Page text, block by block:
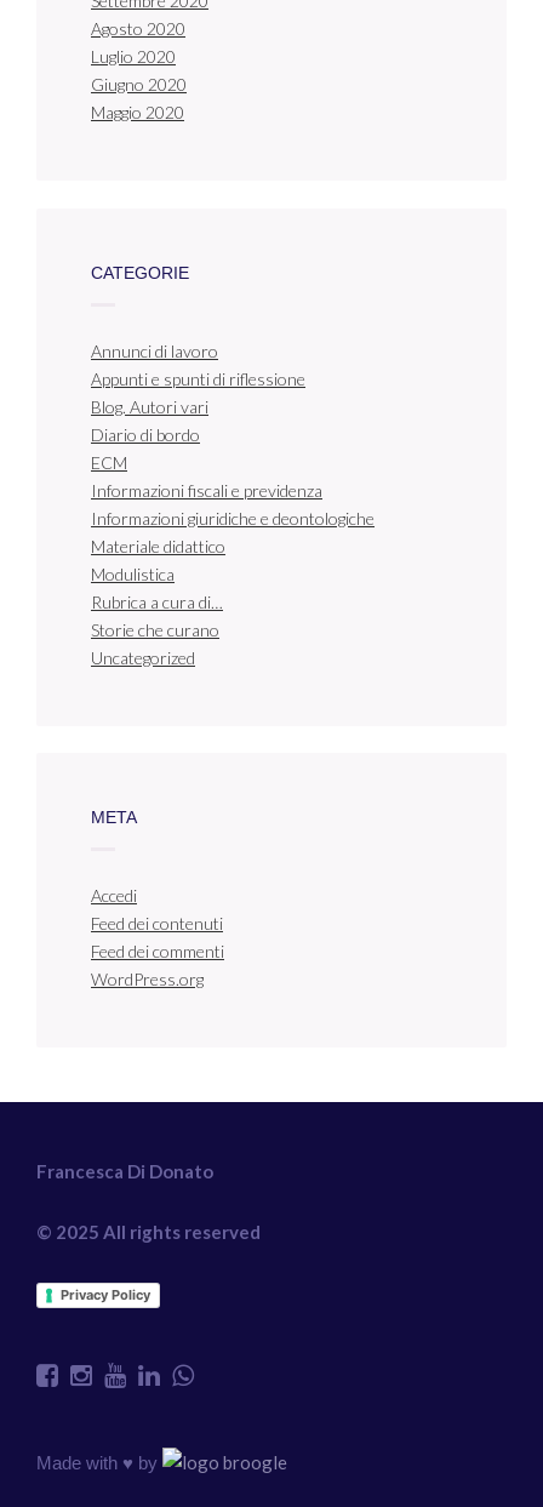
Agosto 2020
Luglio 2020
Giugno 2020
Maggio 2020
CATEGORIE
Annunci di lavoro
Appunti e spunti di riflessione
Blog. Autori vari
Diario di bordo
ECM
Informazioni fiscali e previdenza
Informazioni giuridiche e deontologiche
Materiale didattico
Modulistica
Rubrica a cura di…
Storie che curano
Uncategorized
META
Accedi
Feed dei contenuti
Feed dei commenti
WordPress.org
Francesca Di Donato
© 2025 All rights reserved
Privacy Policy
Made with ♥️ by